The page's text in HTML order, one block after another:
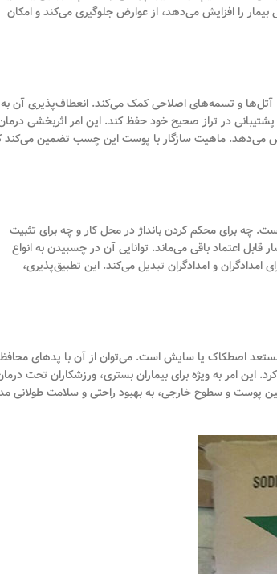
را افزایش می‌دهد، از عوارض جلوگیری می‌کند و امکان
و تسمه‌های اصلاحی کمک می‌کند. انعطاف‌پذیری آن
در تراز صحیح خود حفظ کند. این امر اثربخشی
کاهش می‌دهد. ماهیت سازگار با پوست این چسب تضمین می‌کند
چه برای محکم کردن بانداژ در محل کار و چه برای تثبیت
اعتماد باقی می‌ماند. توانایی آن در چسبیدن به انواع
و امدادگران تبدیل می‌کند. این تطبیق‌پذیری،
اصطکاک یا سایش است. می‌توان از آن با پدهای محافظ
امر به ویژه برای بیماران بستری، ورزشکاران تحت
پوست و سطوح خارجی، به بهبود راحتی و سلامت طولانی